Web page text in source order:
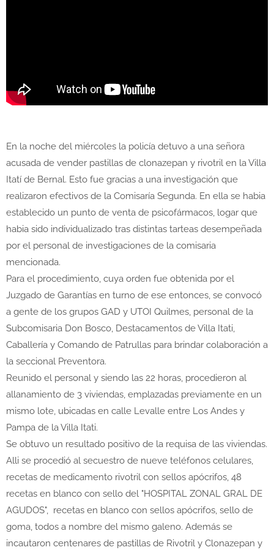
En la noche del miércoles la policía detuvo a una señora
acusada de vender pastillas de clonazepan y rivotril en la Villa
Itatí de Bernal. Esto fue gracias a una investigación que
realizaron efectivos de la Comisaría Segunda. En ella se habia
establecido un punto de venta de psicofármacos, logar que
habia sido individualizado tras distintas tarteas desempeñada
por el personal de investigaciones de la comisaria
mencionada.
Para el procedimiento, cuya orden fue obtenida por el
Juzgado de Garantías en turno de ese entonces, se convocó
a gente de los grupos GAD y UTOI Quilmes, personal de la
Subcomisaria Don Bosco, Destacamentos de Villa Itati,
Caballería y Comando de Patrullas para brindar colaboración a
la seccional Preventora.
Reunido el personal y siendo las 22 horas, procedieron al
allanamiento de 3 viviendas, emplazadas previamente en un
mismo lote, ubicadas en calle Levalle entre Los Andes y
Pampa de la Villa Itati.
Se obtuvo un resultado positivo de la requisa de las viviendas.
Alli se procedió al secuestro de nueve teléfonos celulares,
recetas de medicamento rivotril con sellos apócrifos, 48
recetas en blanco con sello del "HOSPITAL ZONAL GRAL DE
AGUDOS", recetas en blanco con sellos apócrifos, sello de
goma, todos a nombre del mismo galeno. Además se
incautaron centenares de pastillas de Rivotril y Clonazepan y